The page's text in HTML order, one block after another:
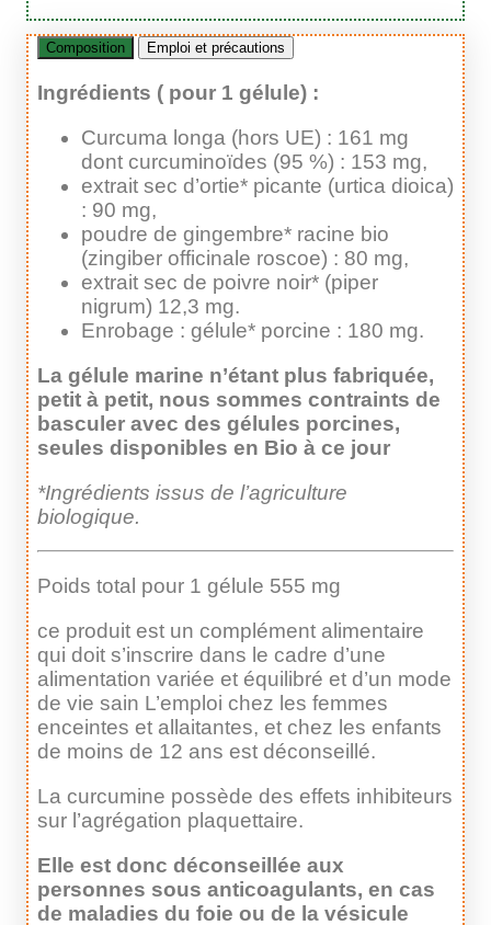
Composition Emploi et précautions
Ingrédients ( pour 1 gélule) :
Curcuma longa (hors UE) : 161 mg
dont curcuminoïdes (95 %) : 153 mg,
extrait sec d’ortie* picante (urtica dioica)
: 90 mg,
poudre de gingembre* racine bio
(zingiber officinale roscoe) : 80 mg,
extrait sec de poivre noir* (piper
nigrum) 12,3 mg.
Enrobage : gélule* porcine : 180 mg.
La gélule marine n’étant plus fabriquée,
petit à petit, nous sommes contraints de
basculer avec des gélules porcines,
seules disponibles en Bio à ce jour
*Ingrédients issus de l’agriculture
biologique.
Poids total pour 1 gélule 555 mg
ce produit est un complément alimentaire
qui doit s’inscrire dans le cadre d’une
alimentation variée et équilibré et d’un mode
de vie sain L’emploi chez les femmes
enceintes et allaitantes, et chez les enfants
de moins de 12 ans est déconseillé.
La curcumine possède des effets inhibiteurs
sur l’agrégation plaquettaire.
Elle est donc déconseillée aux
personnes sous anticoagulants, en cas
de maladies du foie ou de la vésicule